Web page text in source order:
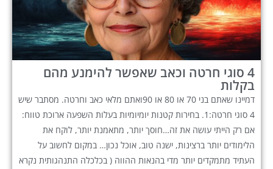
4 סוגי חרטה וכאב שאפשר להימנע מהם
בקלות
דמיינו שאתם בני 70 או 80 או 90ואתם מלאי כאב וחרטה. מסתבר שיש
4 סוגי חרטה:1. בחירות קטנות יומיומיות בעלות השפעה ארוכת טווח:
אם רק הייתי עושה את זה…חוסך יותר, מתאמנת יותר, לוקח את
הלימודים יותר ברצינות, ישנה טוב, אוכל נכון… במקום לחשוב על
העתיד מתמקדים יותר מדי בהנאות ההווה ( בכלכלה התנהגותית נקרא